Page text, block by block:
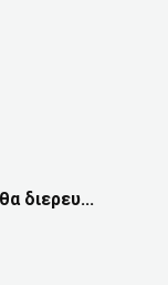
διερευ...